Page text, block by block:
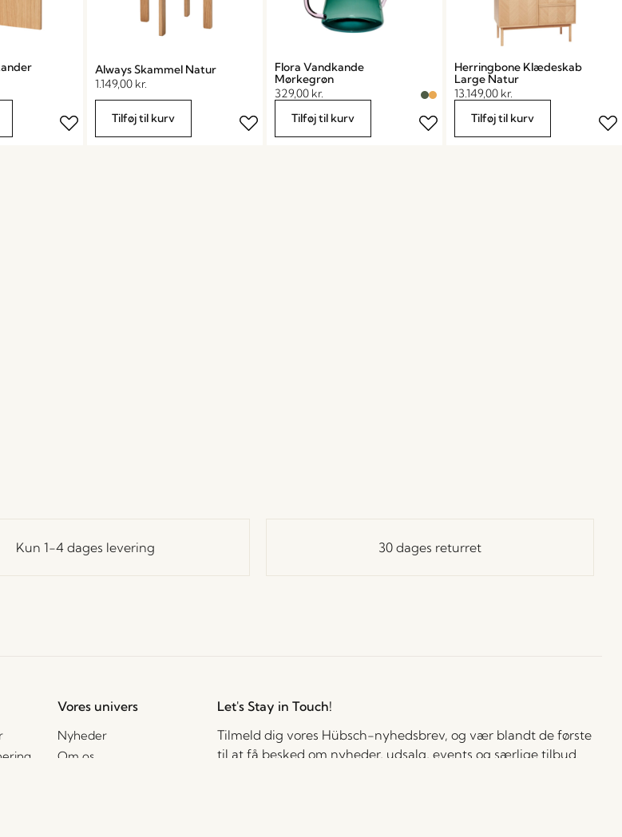
Always Skammel Natur
1.149,00 kr.
Tilføj til kurv
Flora Vandkande
Mørkegrøn
329,00 kr.
Tilføj til kurv
Herringbone Klædeskab
Large Natur
13.149,00 kr.
Tilføj til kurv
Kun 1-4 dages levering 30 dages returret
Vores univers
Nyheder
Om os
Let's Stay in Touch!
Tilmeld dig vores Hübsch-nyhedsbrev, og vær blandt de første
til at få besked om nyheder, udsalg, events og særlige tilbud.